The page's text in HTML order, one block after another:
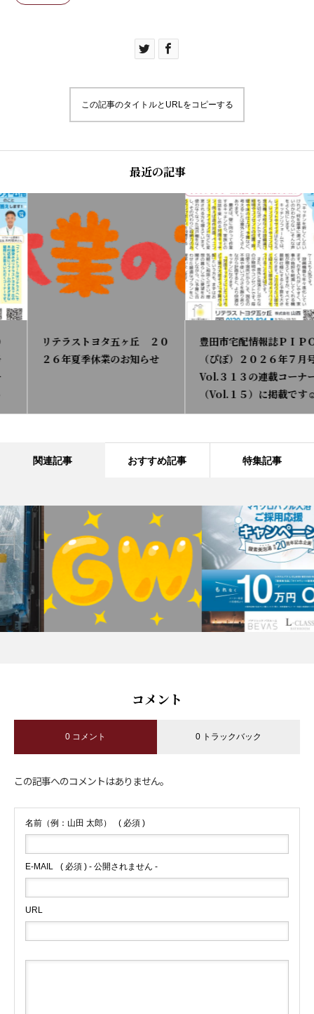
この記事のタイトルとURLをコピーする
最近の記事
リテラストヨタ五ヶ丘 ２０
２６年夏季休業のお知らせ
豊田市宅配情報誌ＰＩＰＯ
（ぴぽ）２０２６年７月号
Vol.３１３の連載コーナー
（Vol.１５）に掲載です☺
関連記事 おすすめ記事 特集記事
コメント
0 コメント 0 トラックバック
この記事へのコメントはありません。
名前（例：山田 太郎） ( 必須 )
E-MAIL ( 必須 ) - 公開されません -
URL